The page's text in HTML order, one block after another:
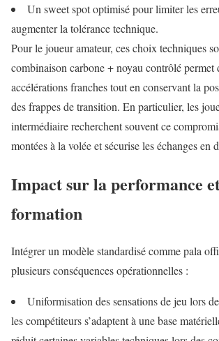
Un sweet spot optimisé pour limiter les
augmenter la tolérance technique.
Pour le joueur amateur, ces choix techniques
combinaison carbone + noyau contrôlé permet
accélérations franches tout en conservant la
des frappes de transition. En particulier, les
intermédiaire recherchent souvent ce
montées à la volée et sécurise les échanges en
Impact sur la performance
formation
Intégrer un modèle standardisé comme pala
plusieurs conséquences opérationnelles :
Uniformisation des sensations de jeu lors
les compétiteurs s’adaptent à une base